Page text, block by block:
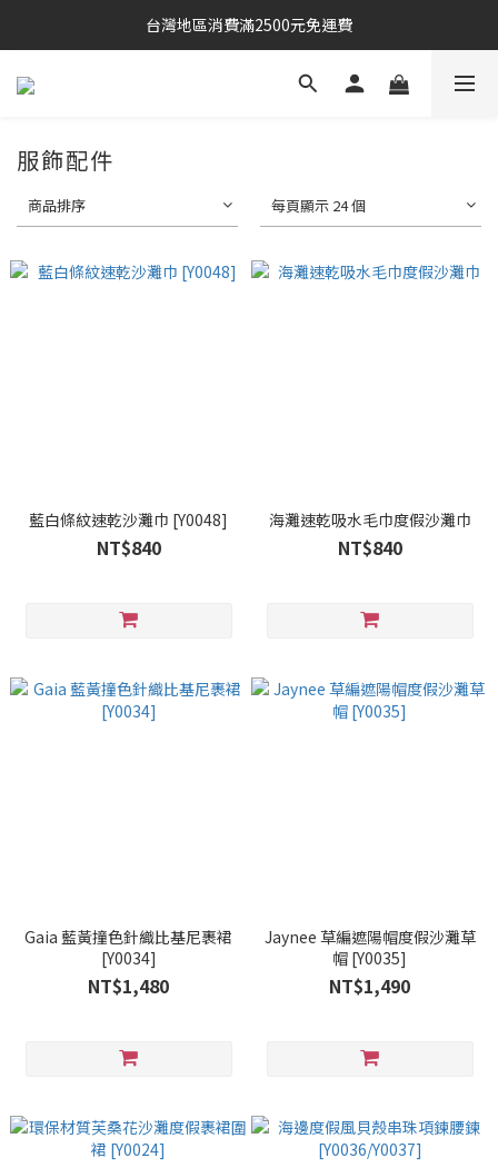
台灣地區消費滿2500元免運費
服飾配件
商品排序 每頁顯示 24 個
藍白條紋速乾沙灘巾 [Y0048]
NT$840
海灘速乾吸水毛巾度假沙灘巾
NT$840
Gaia 藍黃撞色針織比基尼裹裙
[Y0034]
NT$1,480
Jaynee 草編遮陽帽度假沙灘草
帽 [Y0035]
NT$1,490